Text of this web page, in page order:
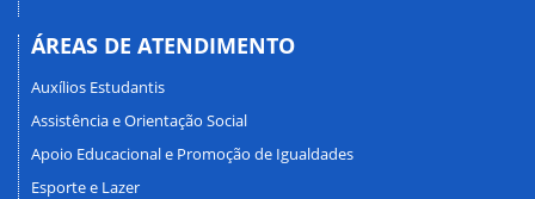
ÁREAS DE ATENDIMENTO
Auxílios Estudantis
Assistência e Orientação Social
Apoio Educacional e Promoção de Igualdades
Esporte e Lazer